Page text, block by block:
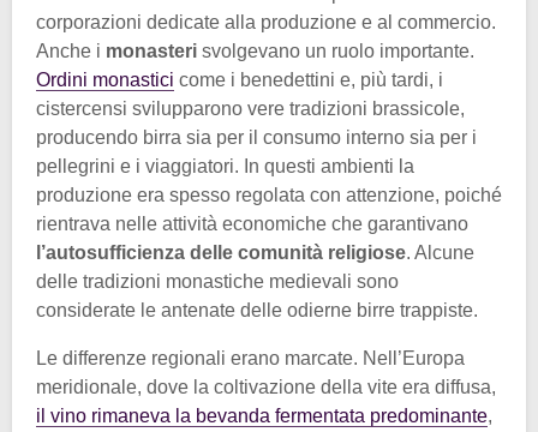
corporazioni dedicate alla produzione e al commercio.
Anche i monasteri svolgevano un ruolo importante.
Ordini monastici come i benedettini e, più tardi, i
cistercensi svilupparono vere tradizioni brassicole,
producendo birra sia per il consumo interno sia per i
pellegrini e i viaggiatori. In questi ambienti la
produzione era spesso regolata con attenzione, poiché
rientrava nelle attività economiche che garantivano
l’autosufficienza delle comunità religiose. Alcune
delle tradizioni monastiche medievali sono
considerate le antenate delle odierne birre trappiste.
Le differenze regionali erano marcate. Nell’Europa
meridionale, dove la coltivazione della vite era diffusa,
il vino rimaneva la bevanda fermentata predominante,